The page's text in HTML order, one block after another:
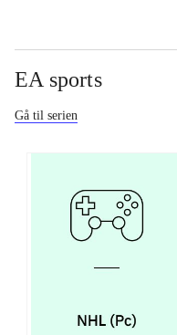
EA sports
Gå til serien